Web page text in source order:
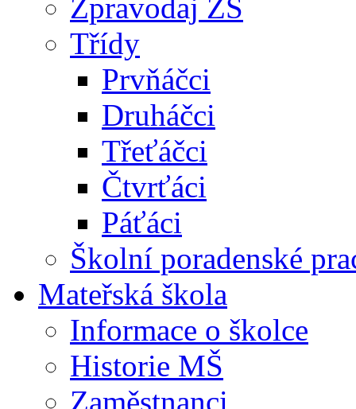
Zpravodaj ZŠ
Třídy
Prvňáčci
Druháčci
Třeťáčci
Čtvrťáci
Páťáci
Školní poradenské
Mateřská škola
Informace o školce
Historie MŠ
Zaměstnanci